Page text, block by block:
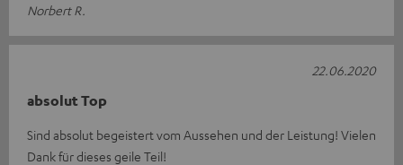
Norbert R.
absolut Top
Sind absolut begeistert vom Aussehen und der Leistung! Vielen
Dank für dieses geile Teil!
22.06.2020